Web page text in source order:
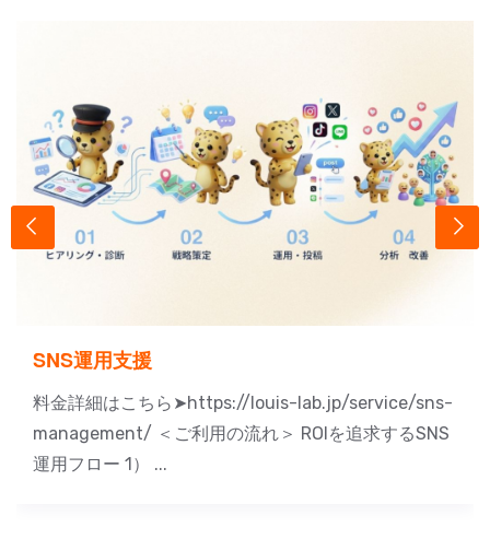
SNS運用支援
料金詳細はこちら➤https://louis-lab.jp/service/sns-
management/ ＜ご利用の流れ＞ ROIを追求するSNS
運用フロー 1） ...